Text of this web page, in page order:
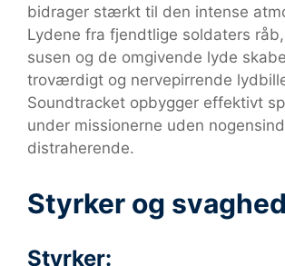
bidrager stærkt til den intense
Lydene fra fjendtlige soldaters
susen og de omgivende lyde
troværdigt og nervepirrende
Soundtracket opbygger effektivt
under missionerne uden
distraherende.
Styrker og
Styrker: